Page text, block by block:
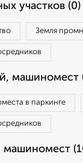
участков (0)
Земля
машиномест
в паркинге
машиномест